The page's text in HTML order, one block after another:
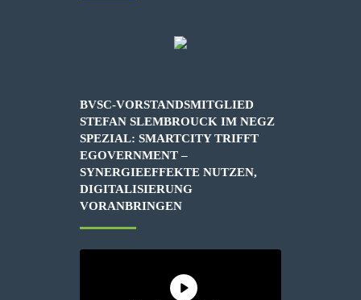
BVSC-VORSTANDSMITGLIED
STEFAN SLEMBROUCK IM NEGZ
SPEZIAL: SMARTCITY TRIFFT
EGOVERNMENT –
SYNERGIEEFFEKTE NUTZEN,
DIGITALISIERUNG
VORANBRINGEN